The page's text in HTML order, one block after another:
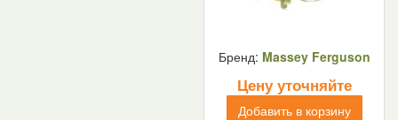
Бренд: Massey Ferguson
Цену уточняйте
Добавить в корзину